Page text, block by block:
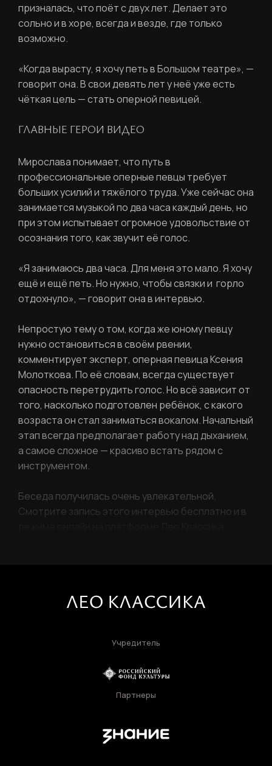
призналась, что поёт с двух лет. Делает это
сольно и в хоре, всегда и везде, где только
возможно.
«Когда вырасту, я хочу петь в Большом театре», —
говорит она. В свои девять лет у неё уже есть
чёткая цель — стать оперной певицей.
ГЛАВНЫЕ ГЕРОИ ВИДЕО
Мирослава понимает, что путь в
профессиональные оперные певцы требует
больших усилий и тяжёлого труда. Уже сейчас она
занимается музыкой по два часа каждый день, но
при этом испытывает огромное удовольствие от
осознания того, как звучит её голос.
«Я занимаюсь два часа. Для меня это мало. Я хочу
ещё и ещё петь. Но нужно, чтобы связки и горло
отдохнуло», — говорит она в интервью.
Непростую тему о том, когда же юному певцу
нужно остановиться в своём рвении,
комментирует эксперт, оперная певица Ксения
Молоткова. По её словам, всегда существует
опасность перетрудить голос. Но всё зависит от
того, насколько подготовлен ребёнок, с какого
возраста он стал заниматься вокалом. Начальный
этап всегда предполагает работу над дыханием,
а самое сложное — красиво встать рядом с
инструментом.
Беседа получилась очень увлекательной.
Смотрите запись этого интервью бесплатно и в
Учредитель
Партнеры
ЛИЧНЫЙ КАБИНЕТ
Пароль
Войти
Забыли пароль?
Регистрация
Фамилия
Ваш email
Повторите пароль
Нажимая кнопку «Отправить», вы
соглашаетесь справилами обработки
Отправить
Вход в личный кабинет
ВОССТАНОВИТЬ ПАРОЛЬ
Отправить
Вход в личный кабинет